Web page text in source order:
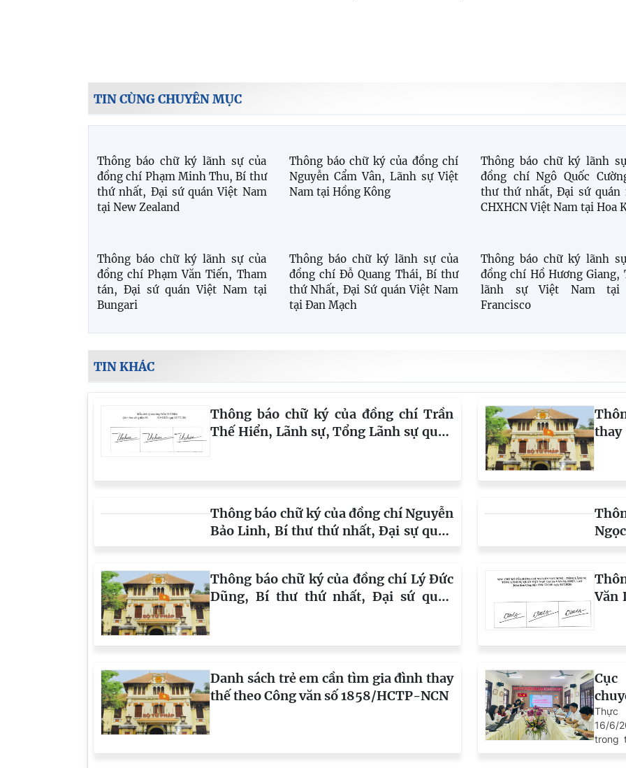
TIN CÙNG CHUYÊN MỤC
thứ nhất, Đại sứ quán Việt Nam
tại New Zealand
Nam tại Hồng Kông
thư thứ nhất, Đại sứ quán
CHXHCN Việt Nam tại Hoa
tán, Đại sứ quán Việt Nam tại
Bungari
đồng chí Đỗ Quang Thái, Bí thư
thứ Nhất, Đại Sứ quán Việt Nam
đồng chí Hồ Hương Giang,
lãnh sự Việt Nam tại
Francisco
Thông báo chữ ký của đồng chí Trần
Thế Hiển, Lãnh sự, Tổng Lãnh sự quán
Thông báo chữ ký của đồng chí Nguyễn
Bảo Linh, Bí thư thứ nhất, Đại sự quán